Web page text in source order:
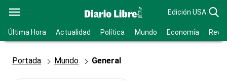
Edición USA
Última Hora Actualidad Política Mundo Economía
Portada Mundo General